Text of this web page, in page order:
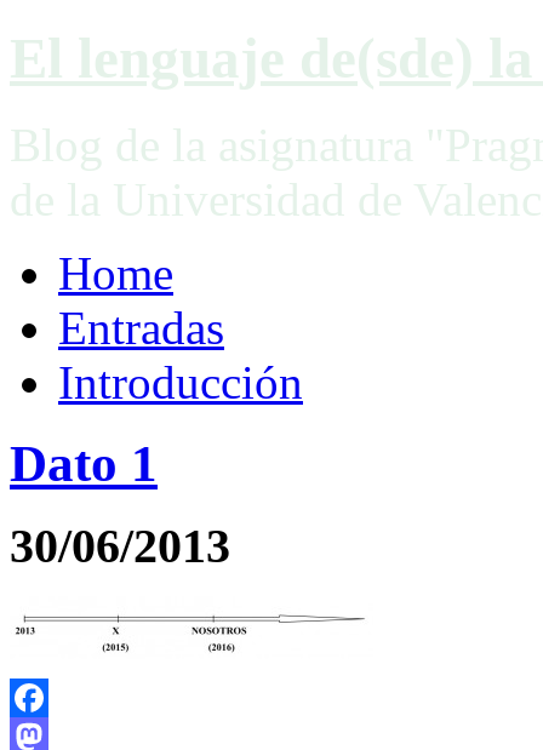
El lenguaje de(sde)
Blog de la asignatura
de la Universidad de
Home
Entradas
Introducción
Dato 1
30/06/2013
Facebook